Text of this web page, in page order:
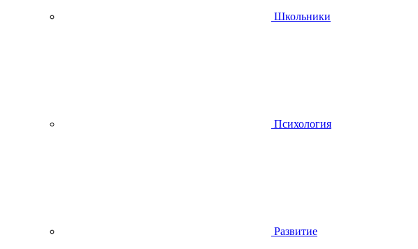
Школьники
Психология
Развитие